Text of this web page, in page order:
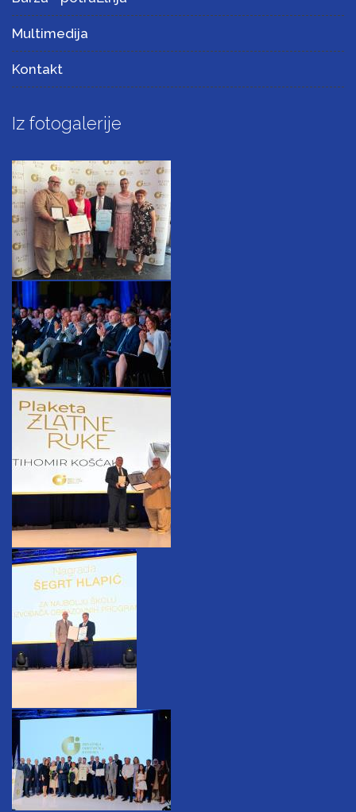
Multimedija
Kontakt
Iz fotogalerije